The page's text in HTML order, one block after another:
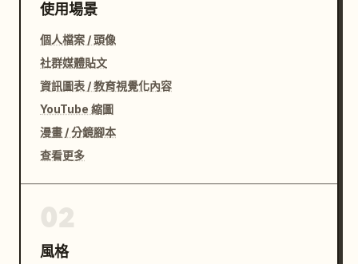
使用場景
個人檔案 / 頭像
社群媒體貼文
資訊圖表 / 教育視覺化內容
YouTube 縮圖
漫畫 / 分鏡腳本
查看更多
風格